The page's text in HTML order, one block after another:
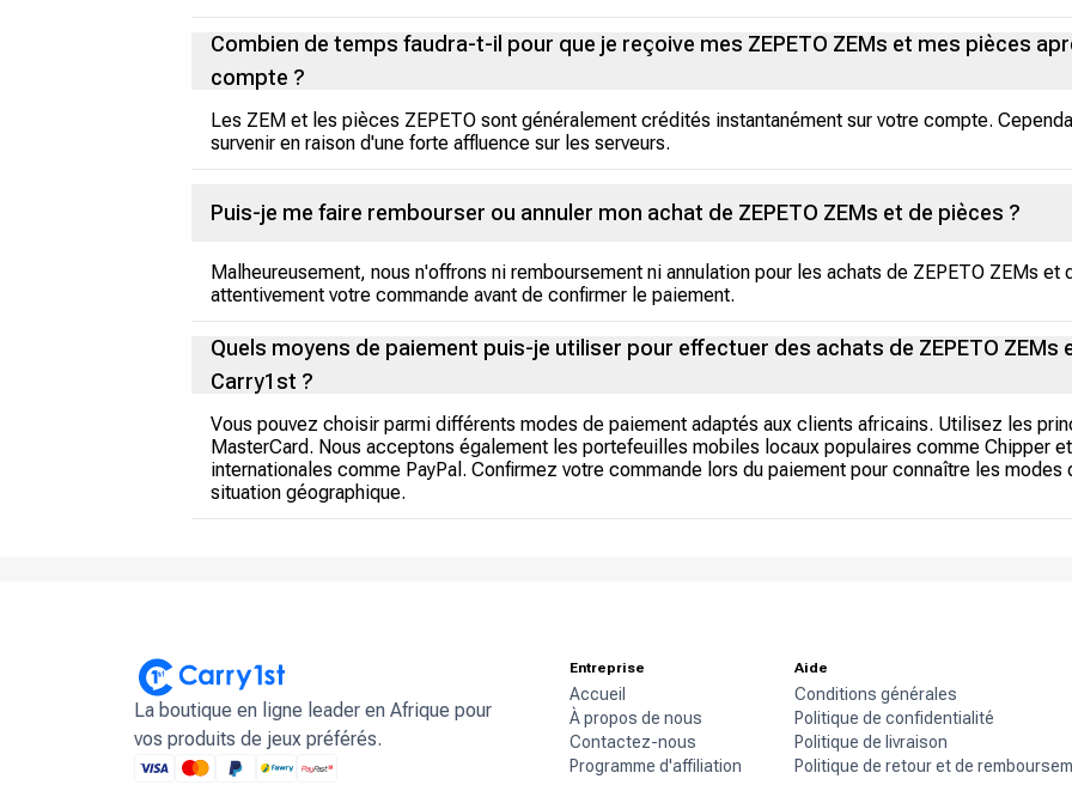
Combien de temps faudra-t-il pour que je reçoive mes ZEPETO ZEMs et mes pièces
compte ?
Les ZEM et les pièces ZEPETO sont généralement crédités instantanément sur votre compte.
survenir en raison d'une forte affluence sur les serveurs.
Puis-je me faire rembourser ou annuler mon achat de ZEPETO ZEMs et de pièces ?
Malheureusement, nous n'offrons ni remboursement ni annulation pour les achats de ZEPETO ZEMs
attentivement votre commande avant de confirmer le paiement.
Quels moyens de paiement puis-je utiliser pour effectuer des achats de ZEPETO ZEMs
Carry1st ?
Vous pouvez choisir parmi différents modes de paiement adaptés aux clients africains. Utilisez les
MasterCard. Nous acceptons également les portefeuilles mobiles locaux populaires comme Chipper
internationales comme PayPal. Confirmez votre commande lors du paiement pour connaître les
situation géographique.
La boutique en ligne leader en Afrique pour
vos produits de jeux préférés.
Entreprise
Accueil
À propos de nous
Contactez-nous
Programme d'affiliation
Aide
Conditions générales
Politique de confidentialité
Politique de livraison
Politique de retour et de